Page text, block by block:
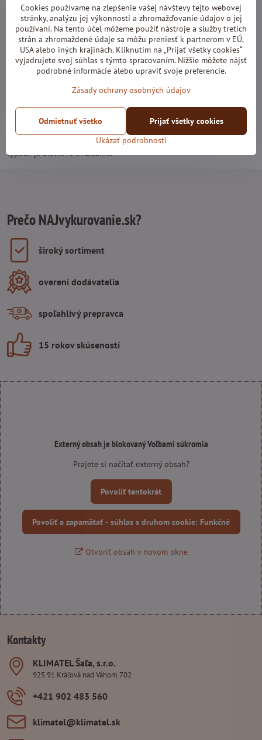
spotrebu. Dodáva sa s polienkami aj s kryštálmi. Máte k dispozícií
obe tieto možnosti a možete ich striedať. Jeho špecialitou je
nádherný vysoký plameň, ktorý je nezávislý od kúrenia, čím vám
umožní používať krb po celý rok, dokonca aj v horúcich dňoch. Užite
si oheň, kedykoľvek chcete. Kúrenie môžete kedykoľvek zapnúť alebo
vypnúť. Sklo krbu sa nezohrieva a je bezpečné pre deti a zvieratá.
výstup horúceho vzduchu. Senzor otvoreného okna vypne kúrenie,
kúrenie. Časovač využijete na automatické vypnutie krbu. Nastavíte
ho a ak zaspíte, nemusíte sa báť, že krb bude fungovať celú noc. Jeho
veľkou výhodou je hĺbka len 15 cm. Samozrejmosťou pri týchto
typoch je diaľkové ovládanie.
Prečo NAJvykurovanie.sk?
široký sortiment
overení dodávatelia
spoľahlivý prepravca
15 rokov skúseností
Externý obsah je blokovaný Voľbami súkromia
Prajete si načítať externý obsah?
Povoliť tentokrát
Povoliť a zapamätať - súhlas s druhom cookie: Funkčné
Otvoriť obsah v novom okne
Kontakty
KLIMATEL Šaľa, s​.r​.o​.
925 91 Kráľová nad Váhom 702
+421 902 483 560
klimatel​@klimatel​.sk
Cookies používame na zlepšenie vašej návštevy tejto webovej
stránky, analýzu jej výkonnosti a zhromažďovanie údajov o jej
používaní. Na tento účel môžeme použiť nástroje a služby tretích
strán a zhromaždené údaje sa môžu preniesť k partnerom v EÚ,
USA alebo iných krajinách. Kliknutím na „Prijať všetky cookies“
vyjadrujete svoj súhlas s týmto spracovaním. Nižšie môžete nájsť
podrobné informácie alebo upraviť svoje preferencie.
Zásady ochrany osobných údajov
Ukázať podrobnosti
Prijať všetky cookies
Odmietnuť všetko